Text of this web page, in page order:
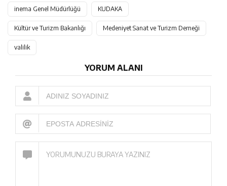
inema Genel Müdürlüğü KUDAKA
Kültür ve Turizm Bakanlığı Medeniyet Sanat ve Turizm Derneği
valilik
YORUM ALANI